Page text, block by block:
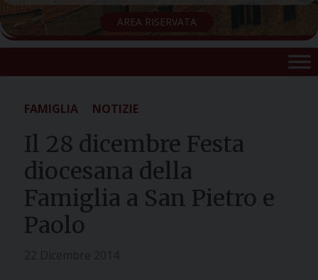
AREA RISERVATA
FAMIGLIA NOTIZIE
Il 28 dicembre Festa
diocesana della
Famiglia a San Pietro e
Paolo